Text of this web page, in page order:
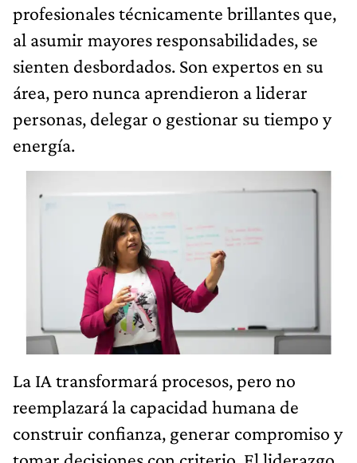
profesionales técnicamente brillantes que,
al asumir mayores responsabilidades, se
sienten desbordados. Son expertos en su
área, pero nunca aprendieron a liderar
personas, delegar o gestionar su tiempo y
energía.
La IA transformará procesos, pero no
reemplazará la capacidad humana de
construir confianza, generar compromiso y